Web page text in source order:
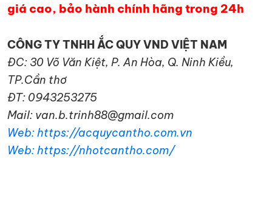
giá cao, bảo hành chính hãng trong 24h
CÔNG TY TNHH ẮC QUY VND VIỆT NAM
ĐC: 30 Võ Văn Kiệt, P. An Hòa, Q. Ninh Kiều,
TP.Cần thơ
ĐT: 0943253275
Mail: van.b.trinh88@gmail.com
Web: https://acquycantho.com.vn
Web: https://nhotcantho.com/